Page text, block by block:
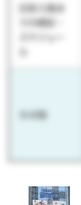
広告入稿ま
での期日・
スケジュー
ル
その他